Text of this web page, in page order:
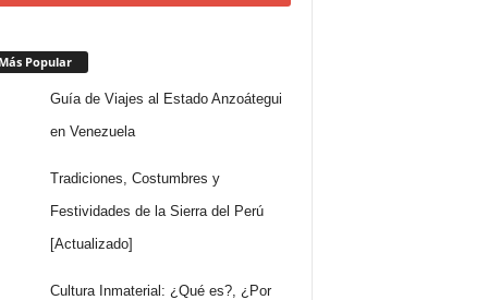
Popular
Guía de Viajes al Estado Anzoátegui
en Venezuela
Tradiciones, Costumbres y
Festividades de la Sierra del Perú
[Actualizado]
Cultura Inmaterial: ¿Qué es?, ¿Por